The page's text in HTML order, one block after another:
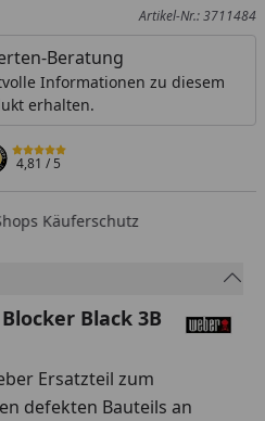
Artikel-Nr.: 3711484
Beratung
Informationen zu diesem
erhalten.
4,81/ 5
Käuferschutz
Black 3B
Ersatzteil zum
defekten Bauteils an